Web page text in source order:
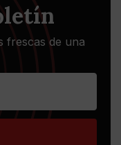
frescas de una